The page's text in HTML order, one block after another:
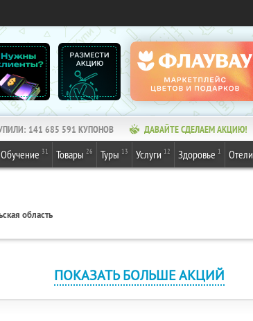
141 685 591 КУПОНОВ ДАВАЙТЕ СДЕЛАЕМ АКЦИЮ!
Обучение 31 Товары 26 Туры 13 Услуги 12 Здоровье 1 Отели
область
ПОКАЗАТЬ БОЛЬШЕ АКЦИЙ